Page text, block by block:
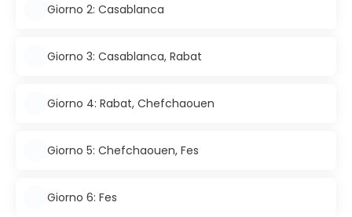
Giorno 2: Casablanca
Giorno 3: Casablanca, Rabat
Giorno 4: Rabat, Chefchaouen
Giorno 5: Chefchaouen, Fes
Giorno 6: Fes